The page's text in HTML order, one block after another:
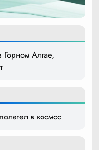
Алтае,
в космос